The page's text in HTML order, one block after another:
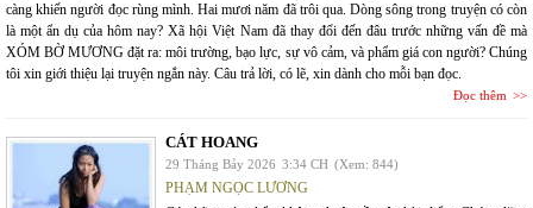
càng khiến người đọc rùng mình. Hai mươi năm đã trôi qua. Dòng sông trong truyện có còn
là một ẩn dụ của hôm nay? Xã hội Việt Nam đã thay đổi đến đâu trước những vấn đề mà
XÓM BỜ MƯƠNG đặt ra: môi trường, bạo lực, sự vô cảm, và phẩm giá con người? Chúng
tôi xin giới thiệu lại truyện ngắn này. Câu trả lời, có lẽ, xin dành cho mỗi bạn đọc.
Đọc thêm
CÁT HOANG
29 Tháng Bảy 2026 3:34 CH (Xem: 844)
PHẠM NGỌC LƯƠNG